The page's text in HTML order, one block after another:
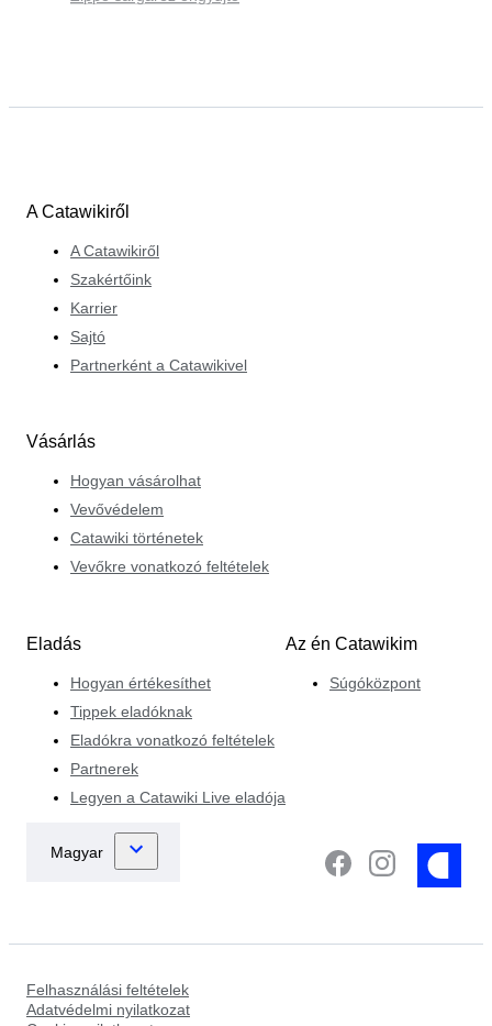
A Catawikiről
A Catawikiről
Szakértőink
Karrier
Sajtó
Partnerként a Catawikivel
Vásárlás
Hogyan vásárolhat
Vevővédelem
Catawiki történetek
Vevőkre vonatkozó feltételek
Eladás
Hogyan értékesíthet
Tippek eladóknak
Eladókra vonatkozó feltételek
Partnerek
Legyen a Catawiki Live eladója
Az én Catawikim
Súgóközpont
Felhasználási feltételek
Adatvédelmi nyilatkozat